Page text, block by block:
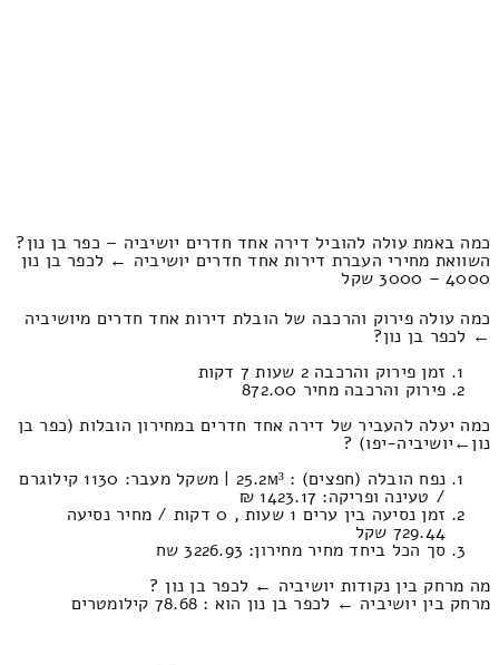
כמה באמת עולה להוביל דירה אחד חדרים יושיביה – כפר בן נון?
השוואת מחירי העברת דירות אחד חדרים יושיביה ← לכפר בן נון
4000 – 3000 שקל
כמה עולה פירוק והרכבה של הובלת דירות אחד חדרים מיושיביה
← לכפר בן נון?
זמן פירוק והרכבה 2 שעות 7 דקות
פירוק והרכבה מחיר 872.00
כמה יעלה להעביר של דירה אחד חדרים במחירון הובלות (כפר בן
נון‎←‏יושיביה-יפו) ?
נפח הובלה (חפצים) : 25.2м³ | משקל מעבר: 1130 קילוגרם
/ טעינה ופריקה: 1423.17 ₪
זמן נסיעה בין ערים 1 שעות , 0 דקות / מחיר נסיעה
729.44 שקל
סך הכל ביחד מחיר מחירון: 3226.93 שח
מה מרחק בין נקודות יושיביה ← לכפר בן נון ?
מרחק בין יושיביה ← לכפר בן נון הוא : 78.68 קילומטרים